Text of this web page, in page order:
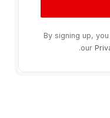
By signing up,
our